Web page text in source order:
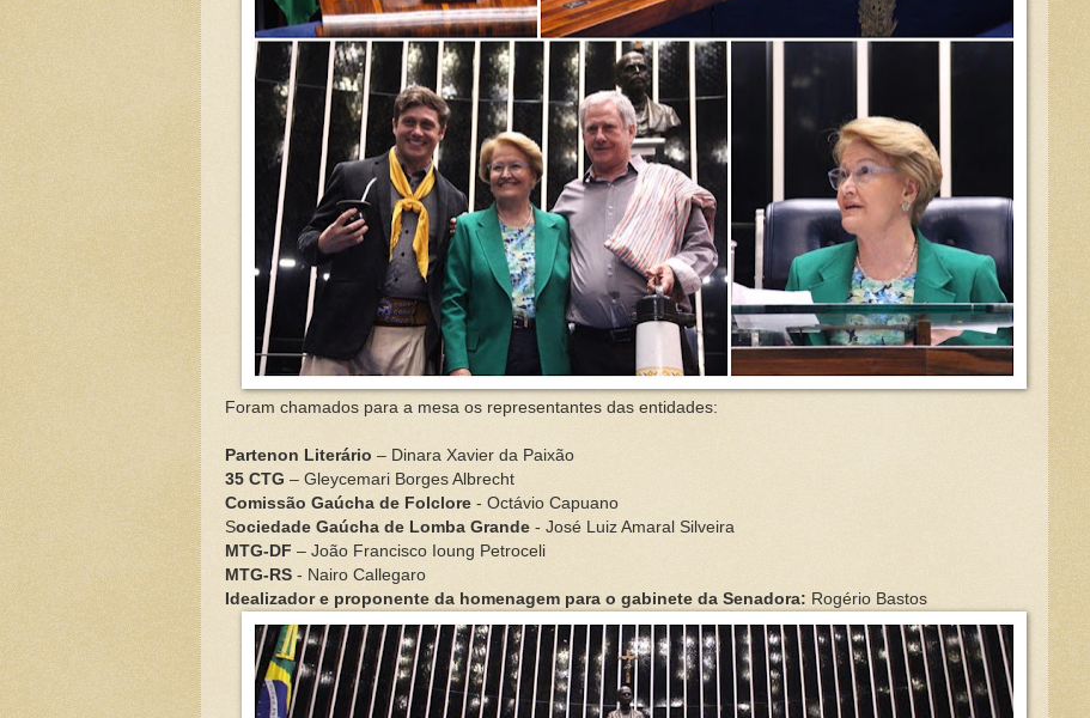
Foram chamados para a mesa os representantes das entidades:
Partenon Literário – Dinara Xavier da Paixão
35 CTG – Gleycemari Borges Albrecht
Comissão Gaúcha de Folclore - Octávio Capuano
Sociedade Gaúcha de Lomba Grande - José Luiz Amaral Silveira
MTG-DF – João Francisco Ioung Petroceli
MTG-RS - Nairo Callegaro
Idealizador e proponente da homenagem para o gabinete da Senadora: Rogério Bastos